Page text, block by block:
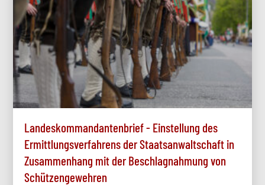
Landeskommandantenbrief - Einstellung des
Ermittlungsverfahrens der Staatsanwaltschaft in
Zusammenhang mit der Beschlagnahmung von
Schützengewehren